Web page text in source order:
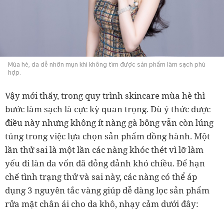
Mùa hè, da dễ nhờn mụn khi không tìm được sản phẩm làm sạch phù
hợp.
Vậy mới thấy, trong quy trình skincare mùa hè thì
bước làm sạch là cực kỳ quan trọng. Dù ý thức được
điều này nhưng không ít nàng gà bông vẫn còn lúng
túng trong việc lựa chọn sản phẩm đồng hành. Một
lần thử sai là một lần các nàng khóc thét vì lỡ làm
yếu đi làn da vốn đã đỏng đảnh khó chiều. Để hạn
chế tình trạng thử và sai này, các nàng có thể áp
dụng 3 nguyên tắc vàng giúp dễ dàng lọc sản phẩm
rửa mặt chân ái cho da khô, nhạy cảm dưới đây: